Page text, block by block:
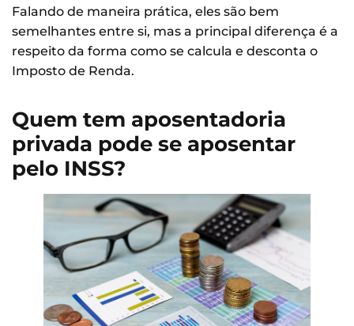
Falando de maneira prática, eles são bem
semelhantes entre si, mas a principal diferença é a
respeito da forma como se calcula e desconta o
Imposto de Renda.
Quem tem aposentadoria
privada pode se aposentar
pelo INSS?